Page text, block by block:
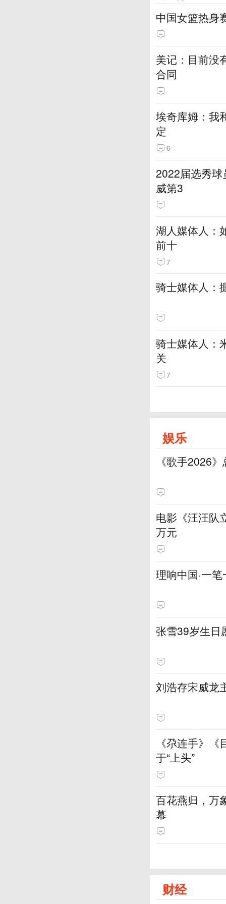
中国女篮热身
美记：目前没
合同
埃奇库姆：我
定
6
2022届选秀
威第3
湖人媒体人：
前十
7
骑士媒体人：
骑士媒体人：
关
7
娱乐
《歌手2026
电影《汪汪队
万元
理响中国·一
张雪39岁生日
刘浩存宋威龙
《尕连手》
于“上头”
百花燕归，万
幕
财经